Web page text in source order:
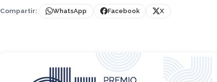
Compartir: WhatsApp Facebook X